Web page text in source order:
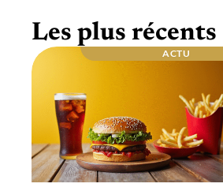
Les plus récents
ACTU